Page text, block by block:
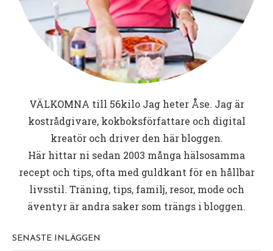
VÄLKOMNA till 56kiloJag heter Åse. Jag är
kostrådgivare, kokboksförfattare och digital
kreatör och driver den här bloggen.
Här hittar ni sedan 2003 många hälsosamma
recept och tips, ofta med guldkant för en hållbar
livsstil. Träning, tips, familj, resor, mode och
äventyr är andra saker som trängs i bloggen.
SENASTE INLÄGGEN